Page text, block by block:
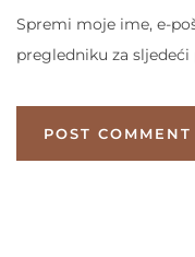
Spremi moje ime, e-
pregledniku za